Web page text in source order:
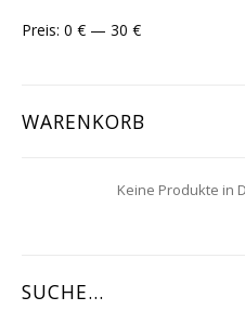
Preis: 0 € — 30 €
WARENKORB
Keine Produkte in
SUCHE…